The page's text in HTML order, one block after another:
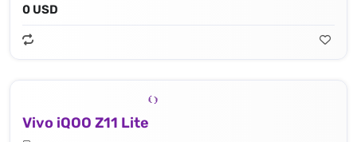
0 USD
Vivo iQOO Z11 Lite